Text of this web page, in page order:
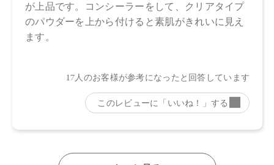
・01：4570106726204
・02：4570106726211
・03：4570106726228
【店舗発売日】
Make↗Kitchen 2023/9/7
※店舗での取り扱いや詳しい在庫状況につきましては、各店
※発売日は予告なく変更する可能性がございます。予めご了